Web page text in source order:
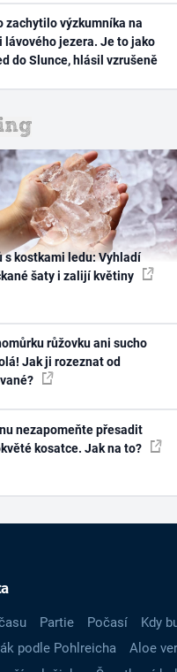
zachytilo výzkumníka na
lávového jezera. Je to jako
do Slunce, hlásil vzrušeně
s kostkami ledu: Vyhladí
šaty i zalijí květiny
růžovku ani sucho
Jak ji rozeznat od
nezapomeňte přesadit
kosatce. Jak na to?
Partie Počasí Kdy
podle Pohlreicha Aloe